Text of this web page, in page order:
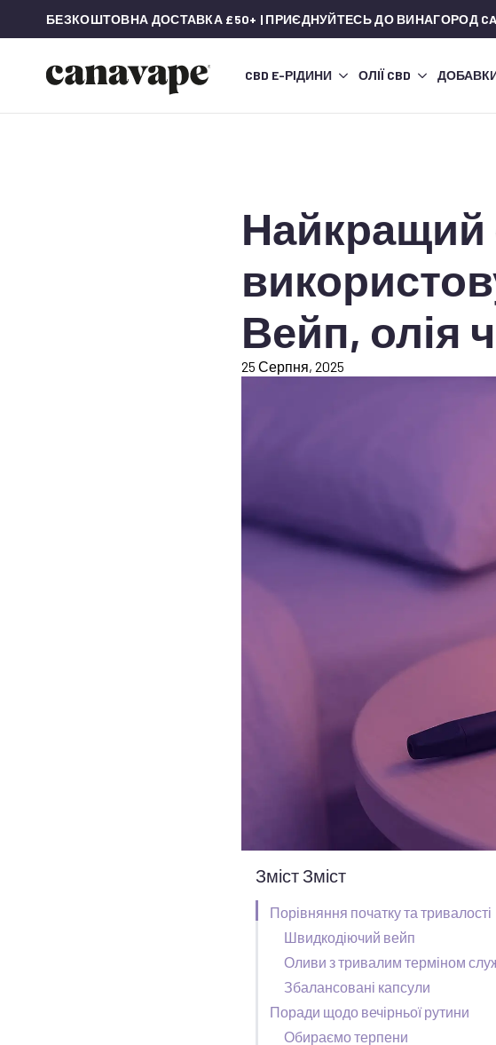
БЕЗКОШТОВНА ДОСТАВКА £50+ | ПРИЄДНУЙТЕСЬ ДО ВИНАГОРОД
CBD E-РІДИНИ ОЛІЇ CBD
Найкращий
Вейп, олія
25 Серпня, 2025
Зміст Зміст
Порівняння початку та тривалості
Швидкодіючий вейп
Оливи з тривалим терміном
Збалансовані капсули
Поради щодо вечірньої рутини
Обираємо терпени